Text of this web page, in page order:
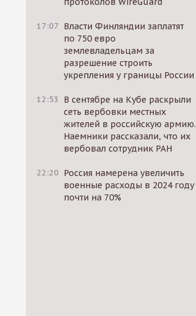
17:07 Власти Финляндии заплатят
по 750 евро
землевладельцам за
разрешение строить
укрепления у границы России
12:53
В сентябре на Кубе раскрыли
сеть вербовки местных
жителей в российскую армию.
Наемники рассказали, что их
вербовал сотрудник РАН
22:20 Россия намерена увеличить
военные расходы в 2024 году
почти на 70%